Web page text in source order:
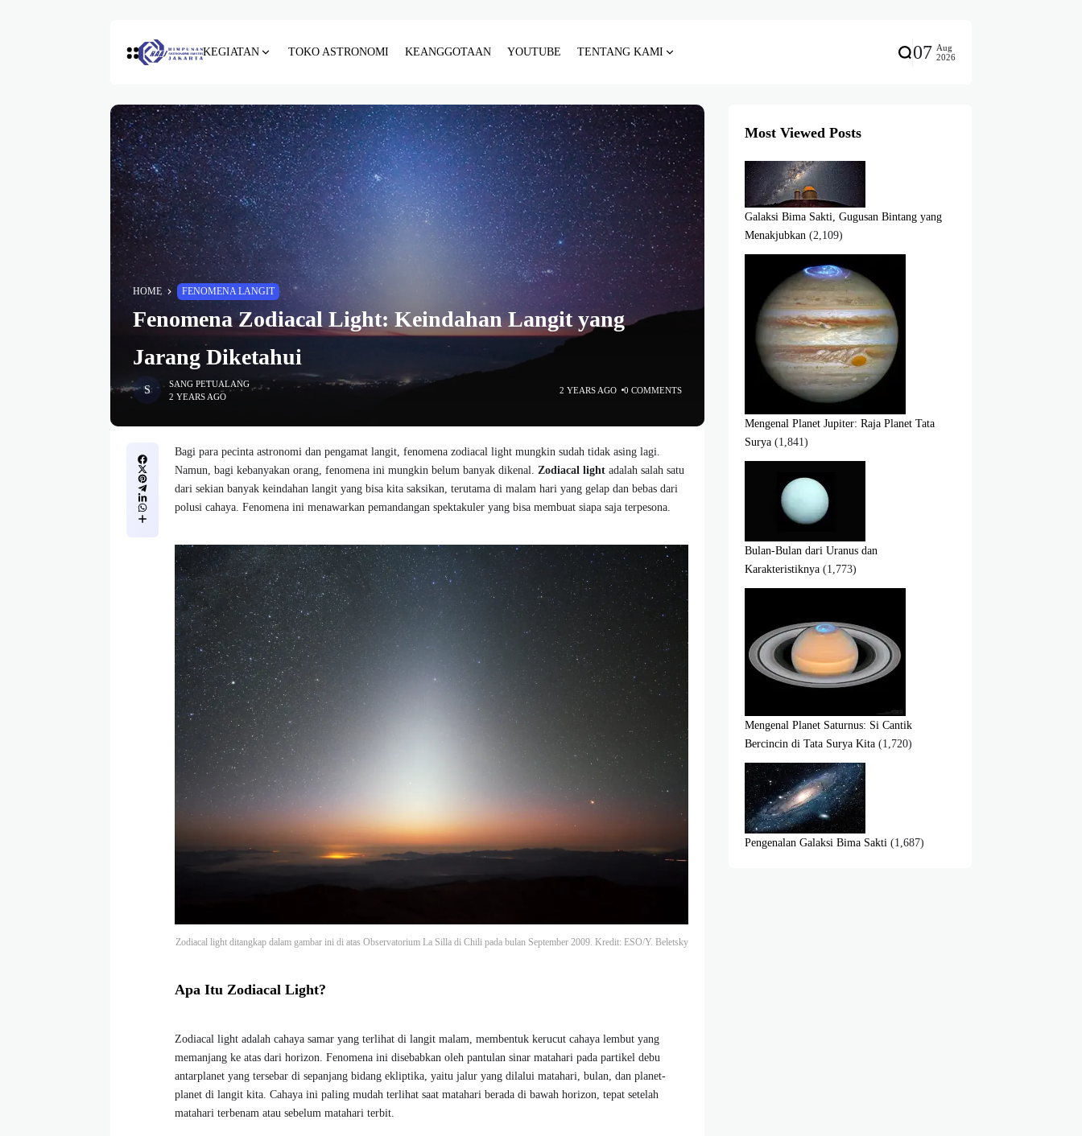
KEGIATAN TOKO ASTRONOMI KEANGGOTAAN YOUTUBE TENTANG KAMI 07 Aug
2026
HOME FENOMENA LANGIT
Fenomena Zodiacal Light: Keindahan Langit yang
Jarang Diketahui
SANG PETUALANG
2 YEARS AGO
2 YEARS AGO 0 COMMENTS
Bagi para pecinta astronomi dan pengamat langit, fenomena zodiacal light mungkin sudah tidak asing lagi.
Namun, bagi kebanyakan orang, fenomena ini mungkin belum banyak dikenal. Zodiacal light adalah salah satu
dari sekian banyak keindahan langit yang bisa kita saksikan, terutama di malam hari yang gelap dan bebas dari
polusi cahaya. Fenomena ini menawarkan pemandangan spektakuler yang bisa membuat siapa saja terpesona.
Zodiacal light ditangkap dalam gambar ini di atas Observatorium La Silla di Chili pada bulan September 2009. Kredit: ESO/Y. Beletsky
Apa Itu Zodiacal Light?
Zodiacal light adalah cahaya samar yang terlihat di langit malam, membentuk kerucut cahaya lembut yang
memanjang ke atas dari horizon. Fenomena ini disebabkan oleh pantulan sinar matahari pada partikel debu
antarplanet yang tersebar di sepanjang bidang ekliptika, yaitu jalur yang dilalui matahari, bulan, dan planet-
planet di langit kita. Cahaya ini paling mudah terlihat saat matahari berada di bawah horizon, tepat setelah
matahari terbenam atau sebelum matahari terbit.
Most Viewed Posts
Galaksi Bima Sakti, Gugusan Bintang yang
Menakjubkan (2,109)
Mengenal Planet Jupiter: Raja Planet Tata
Surya (1,841)
Bulan-Bulan dari Uranus dan
Karakteristiknya (1,773)
Mengenal Planet Saturnus: Si Cantik
Bercincin di Tata Surya Kita (1,720)
Pengenalan Galaksi Bima Sakti (1,687)